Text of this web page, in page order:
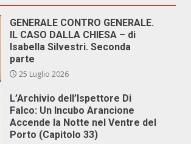
GENERALE CONTRO GENERALE.
IL CASO DALLA CHIESA – di
Isabella Silvestri. Seconda
parte
25 Luglio 2026
L’Archivio dell’Ispettore Di
Falco: Un Incubo Arancione
Accende la Notte nel Ventre del
Porto (Capitolo 33)